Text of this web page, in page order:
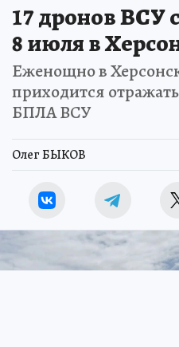
17 дронов ВСУ
8 июля в
Еженощно в
приходится
БПЛА ВСУ
Олег БЫКОВ